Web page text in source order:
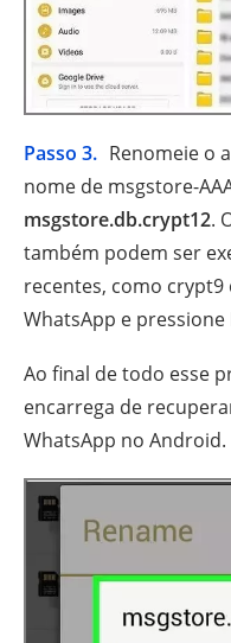
Passo 3. Renomeie o
nome de msgstore-
msgstore.db.crypt12.
também podem ser
recentes, como crypt9
WhatsApp e pressione
Ao final de todo esse
encarrega de
WhatsApp no Android.